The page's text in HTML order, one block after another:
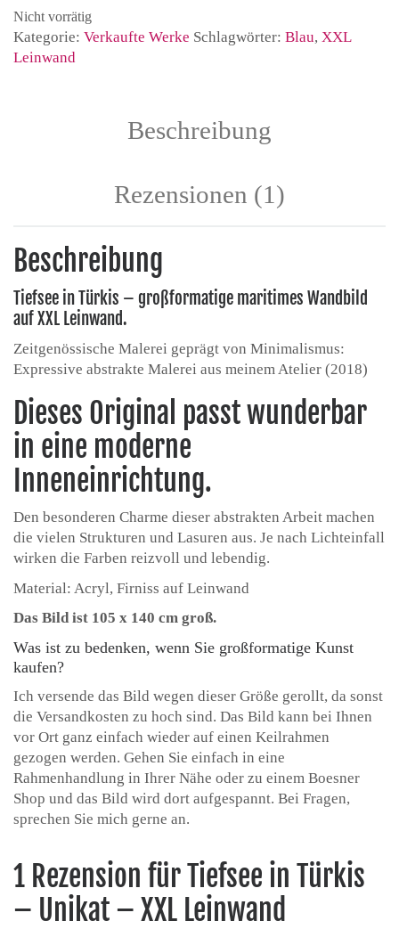
Nicht vorrätig
Kategorie: Verkaufte Werke Schlagwörter: Blau, XXL
Leinwand
Beschreibung
Rezensionen (1)
Beschreibung
Tiefsee in Türkis – großformatige maritimes Wandbild
auf XXL Leinwand.
Zeitgenössische Malerei geprägt von Minimalismus:
Expressive abstrakte Malerei aus meinem Atelier (2018)
Dieses Original passt wunderbar
in eine moderne
Inneneinrichtung.
Den besonderen Charme dieser abstrakten Arbeit machen
die vielen Strukturen und Lasuren aus. Je nach Lichteinfall
wirken die Farben reizvoll und lebendig.
Material: Acryl, Firniss auf Leinwand
Das Bild ist 105 x 140 cm groß.
Was ist zu bedenken, wenn Sie großformatige Kunst
kaufen?
Ich versende das Bild wegen dieser Größe gerollt, da sonst
die Versandkosten zu hoch sind. Das Bild kann bei Ihnen
vor Ort ganz einfach wieder auf einen Keilrahmen
gezogen werden. Gehen Sie einfach in eine
Rahmenhandlung in Ihrer Nähe oder zu einem Boesner
Shop und das Bild wird dort aufgespannt. Bei Fragen,
sprechen Sie mich gerne an.
1 Rezension fürTiefsee in Türkis
– Unikat – XXL Leinwand